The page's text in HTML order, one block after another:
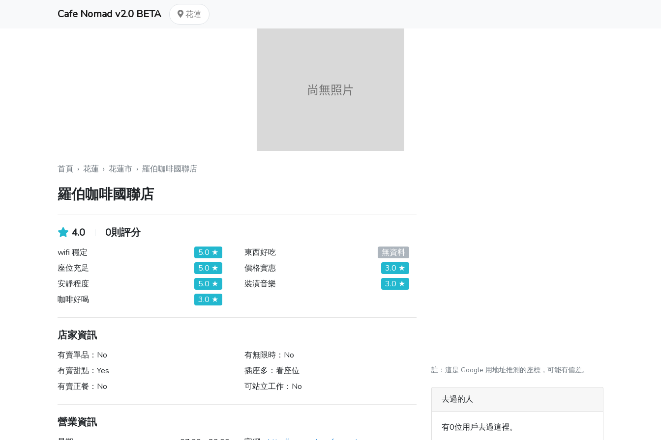
Cafe Nomad v2.0 BETA 花蓮
首頁 › 花蓮 › 花蓮市 › 羅伯咖啡國聯店
羅伯咖啡國聯店
4.0 0則評分
wifi 穩定
5.0 ★
座位充足
5.0 ★
安靜程度
5.0 ★
咖啡好喝
3.0 ★
東西好吃
無資料
價格實惠
3.0 ★
裝潢音樂
3.0 ★
店家資訊
有賣單品： No
有賣甜點： Yes
有賣正餐： No
有無限時： No
插座多： 看座位
可站立工作： No
營業資訊
註：這是 Google 用地址推測的座標，可能有偏差。
去過的人
有0位用戶去過這裡。